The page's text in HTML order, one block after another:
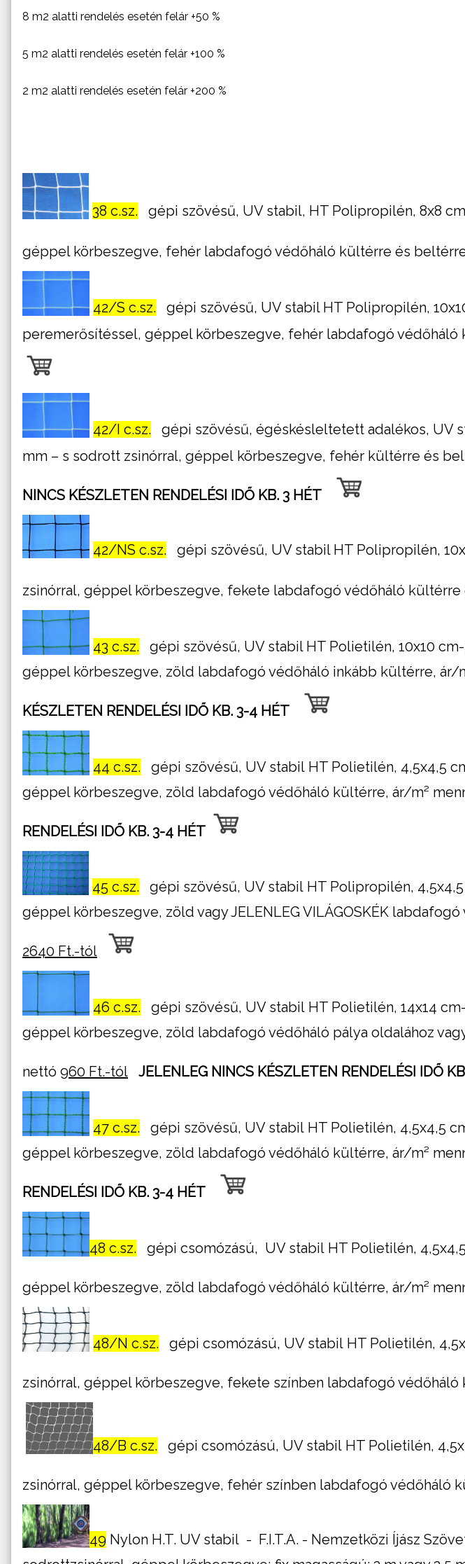
8 m2 alatti rendelés esetén felár +50 %
5 m2 alatti rendelés esetén felár +100 %
2 m2 alatti rendelés esetén felár +200 %
38 c.sz. gépi szövésű, UV stabil, HT Polipropilén, 8x8
géppel körbeszegve, fehér labdafogó védőháló kültérre és
42/S c.sz. gépi szövésű, UV stabil HT Polipropilén,
peremerősítéssel, géppel körbeszegve, fehér labdafogó
42/I c.sz. gépi szövésű, égéskésleltetett adalékos, UV
mm – s sodrott zsinórral, géppel körbeszegve, fehér kültérre és
NINCS KÉSZLETEN RENDELÉSI IDŐ KB. 3 HÉT
42/NS c.sz. gépi szövésű, UV stabil HT Polipropilén,
zsinórral, géppel körbeszegve, fekete labdafogó védőháló
43 c.sz. gépi szövésű, UV stabil HT Polietilén, 10x10
géppel körbeszegve, zöld labdafogó védőháló inkább kültérre, ár/
KÉSZLETEN RENDELÉSI IDŐ KB. 3-4 HÉT
44 c.sz. gépi szövésű, UV stabil HT Polietilén, 4,5x4,5
géppel körbeszegve, zöld labdafogó védőháló kültérre, ár/m²
RENDELÉSI IDŐ KB. 3-4 HÉT
45 c.sz. gépi szövésű, UV stabil HT Polipropilén,
géppel körbeszegve, zöld vagy JELENLEG VILÁGOSKÉK
2640 Ft.-tól
46 c.sz. gépi szövésű, UV stabil HT Polietilén, 14x14
géppel körbeszegve, zöld labdafogó védőháló pálya oldalához
nettó 960 Ft.-tól JELENLEG NINCS KÉSZLETEN RENDELÉSI IDŐ
47 c.sz. gépi szövésű, UV stabil HT Polietilén, 4,5x4,5
géppel körbeszegve, zöld labdafogó védőháló kültérre, ár/m²
RENDELÉSI IDŐ KB. 3-4 HÉT
48 c.sz. gépi csomózású, UV stabil HT Polietilén,
géppel körbeszegve, zöld labdafogó védőháló kültérre, ár/m²
48/N c.sz. gépi csomózású, UV stabil HT Polietilén,
zsinórral, géppel körbeszegve, fekete színben labdafogó
48/B c.sz. gépi csomózású, UV stabil HT Polietilén,
zsinórral, géppel körbeszegve, fehér színben labdafogó védőháló
49 Nylon H.T. UV stabil - F.I.T.A. - Nemzetközi Íjász